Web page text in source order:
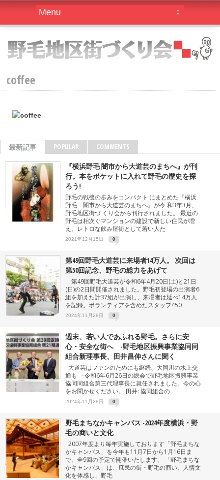
coffee
最新記事 POPULAR COMMENTS
『横浜野毛 闇市から大道芸のまちへ』が刊
行。本をポケットに入れて野毛の歴史を探
ろう!
野毛の戦後の歩みをコンパクト にまとめた『横浜
野毛 闇市から大道芸のまちへ』が令 和3年3月、
野毛地区街づ くり会から刊行されました。 最近の
野毛は相次ぐマンションの建設で新しい住民が増
え、レトロな飲み屋街として若い人た
2021年12月15日 0
第49回野毛大道芸に来場者14万人。 次回は
第50回記念、野毛の総力をあげて
第49回野毛大道芸が令和6年4月20日(土)と21日
(日)の2日間開催されました。野毛初登場の出演者6
組を加えた計37組が出演し、来場者は延べ14万人
を記録。ボランティアを含めたスタッフ450
2024年11月28日 0
週末、若い人であふれる野毛。さらに安
心・安全な街へ -野毛地区振興事業協同同
組合新理事長、田井昌伸さんに聞く
大道芸はファンのためにも継続、大岡川の水上交
通も –令和6年6月26日の総会で野毛地区振興事業
協同同組合第三代理事長に就任されました。今の心
をお聞かせください。 田井: 協同組合の
2024年11月28日 0
野毛まちなかキャンパス -2024年度横浜・野
毛の商いと文化
2007年度より毎年実施しております「野毛まちな
かキャンパス」を今年も11月7日から1月16日ま
で、全9回の予定で開催いたします。 「野毛まちな
かキャンバス」は、庶民の街・野毛の商い、人情文
化を体感し、野毛